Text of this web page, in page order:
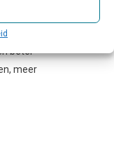
in de
beter
meer